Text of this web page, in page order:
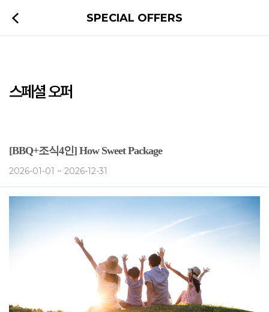
SPECIAL OFFERS
스페셜 오퍼
[BBQ+조식4인] How Sweet Package
2026-01-01 ~ 2026-12-31